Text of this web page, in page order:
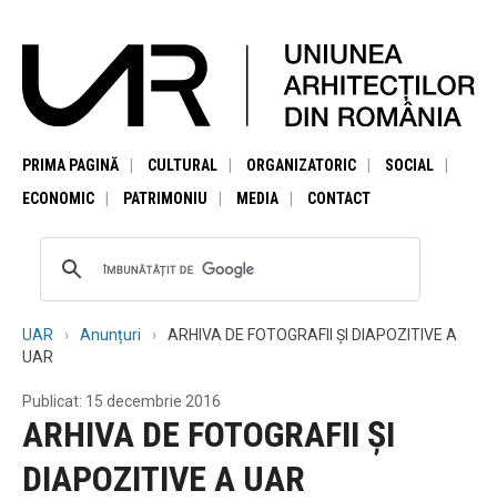
PRIMA PAGINĂ CULTURAL ORGANIZATORIC
SOCIAL
ECONOMIC
PATRIMONIU MEDIA CONTACT
UAR Anunțuri
ARHIVA DE FOTOGRAFII ȘI DIAPOZITIVE A
UAR
Publicat: 15 decembrie 2016
ARHIVA DE FOTOGRAFII ȘI
DIAPOZITIVE A UAR